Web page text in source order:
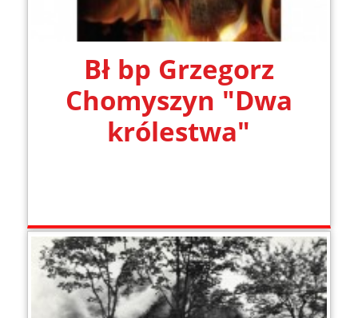
Bł bp Grzegorz
Chomyszyn "Dwa
królestwa"